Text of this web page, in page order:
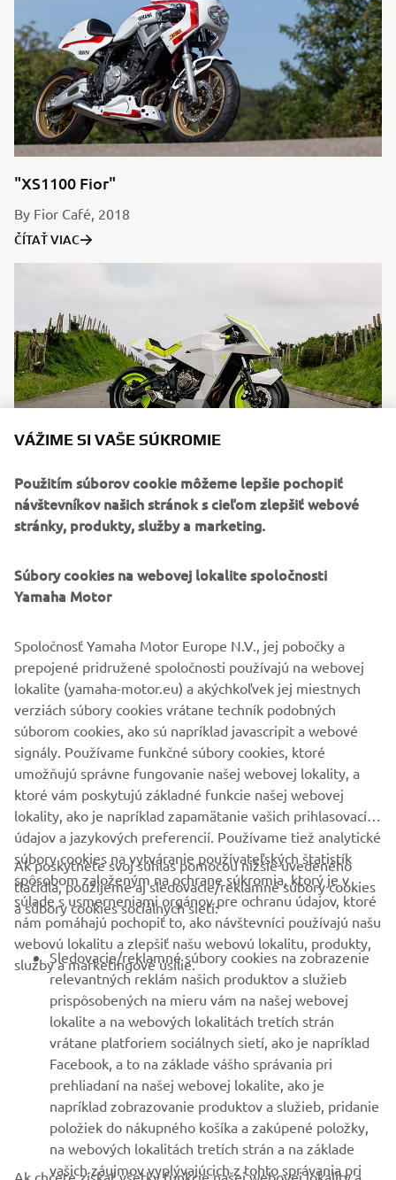
"XS1100 Fior"
By Fior Café, 2018
ČÍTAŤ VIAC
"The Outrun"
By Ton Up Garage, 2018
"Workhorse"
By Workhorse Speed Shop, 2018
ČÍTAŤ VIAC
"Type 11"
By AUTO FABRICA, 2018
VÁŽIME SI VAŠE SÚKROMIE
Použitím súborov cookie môžeme lepšie pochopiť
návštevníkov našich stránok s cieľom zlepšiť webové
stránky, produkty, služby a marketing.
Súbory cookies na webovej lokalite spoločnosti
Yamaha Motor
Spoločnosť Yamaha Motor Europe N.V., jej pobočky a
prepojené pridružené spoločnosti používajú na webovej
lokalite (yamaha-motor.eu) a akýchkoľvek jej miestnych
verziách súbory cookies vrátane techník podobných
súborom cookies, ako sú napríklad javascripit a webové
signály. Používame funkčné súbory cookies, ktoré
umožňujú správne fungovanie našej webovej lokality, a
ktoré vám poskytujú základné funkcie našej webovej
lokality, ako je napríklad zapamätanie vašich prihlasovacích
údajov a jazykových preferencií. Používame tiež analytické
súbory cookies na vytváranie používateľských štatistík
spôsobom založeným na ochrane súkromia, ktorý je v
súlade s usmerneniami orgánov pre ochranu údajov, ktoré
nám pomáhajú pochopiť to, ako návštevníci používajú našu
webovú lokalitu a zlepšiť našu webovú lokalitu, produkty,
služby a marketingové úsilie.
Ak poskytnete svoj súhlas pomocou nižšie uvedeného
tlačidla, použijeme aj sledovacie/reklamné súbory cookies
a súbory cookies sociálnych sietí:
Sledovacie/reklamné súbory cookies na zobrazenie
relevantných reklám našich produktov a služieb
prispôsobených na mieru vám na našej webovej
lokalite a na webových lokalitách tretích strán
vrátane platforiem sociálnych sietí, ako je napríklad
Facebook, a to na základe vášho správania pri
prehliadaní na našej webovej lokalite, ako je
napríklad zobrazovanie produktov a služieb, pridanie
položiek do nákupného košíka a zakúpené položky,
na webových lokalitách tretích strán a na základe
vašich záujmov vyplývajúcich z tohto správania pri
Ak chcete získať všetky funkcie našej webovej lokality a